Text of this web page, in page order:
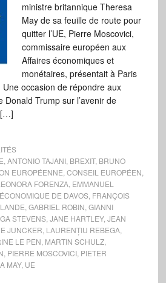
ministre britannique Theresa
May de sa feuille de route pour
quitter l’UE, Pierre Moscovici,
commissaire européen aux
Affaires économiques et
monétaires, présentait à Paris
occasion de répondre aux
Trump sur l’avenir de
[…]
ANTONIO TAJANI, BREXIT, BRUNO
EUROPÉENNE CONSEIL EUROPÉEN
FORENZA, EMMANUEL
DE DAVOS, FRANÇOIS
GABRIEL ROBIN GIANNI
STEVENS, JANE HARTLEY, JEAN
JUNCKER LAURENȚIU REBEGA,
LE PEN MARTIN SCHULZ,
PIERRE MOSCOVICI, PIETER
MAY, UE